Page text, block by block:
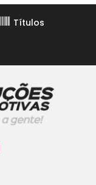
Títulos